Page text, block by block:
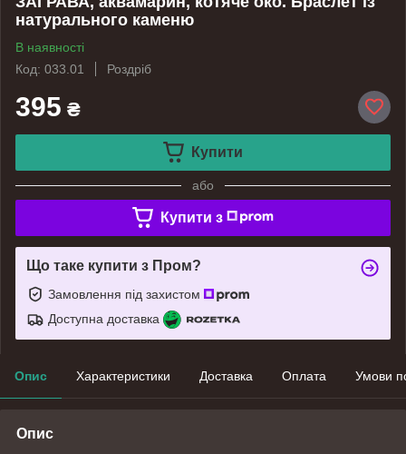
натурального каменю
В наявності
Код: 033.01
Роздріб
395 ₴
Купити
або
Купити з
Що таке купити з Пром?
Замовлення під захистом
Доступна доставка
Опис Характеристики Доставка Оплата Умови
Опис